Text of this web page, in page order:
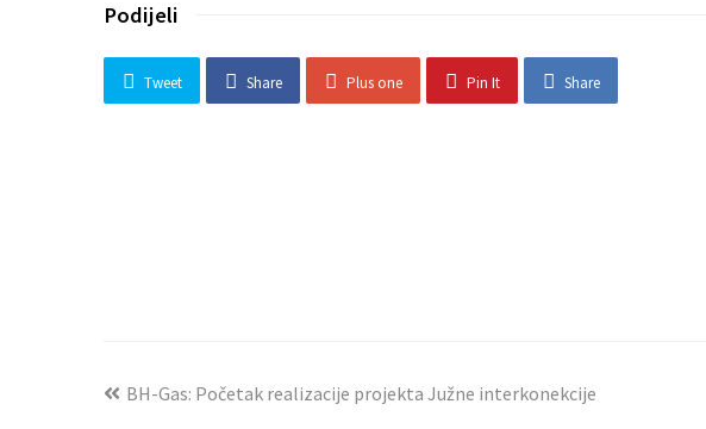
Podijeli
Tweet Share Plus one Pin It Share
BH-Gas: Početak realizacije projekta Južne interkonekcije